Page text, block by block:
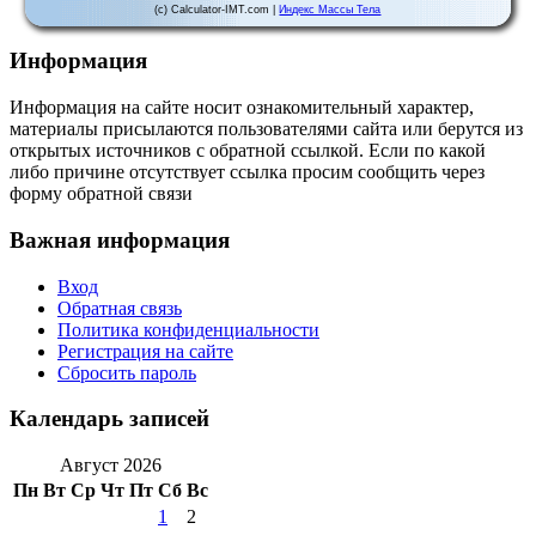
(c) Calculator-IMT.com | Индекс Массы Тела
Информация
Информация на сайте носит ознакомительный характер,
материалы присылаются пользователями сайта или берутся из
открытых источников с обратной ссылкой. Если по какой
либо причине отсутствует ссылка просим сообщить через
форму обратной связи
Важная информация
Вход
Обратная связь
Политика конфиденциальности
Регистрация на сайте
Сбросить пароль
Календарь записей
Август 2026
Пн Вт Ср Чт Пт Сб Вс
1
2